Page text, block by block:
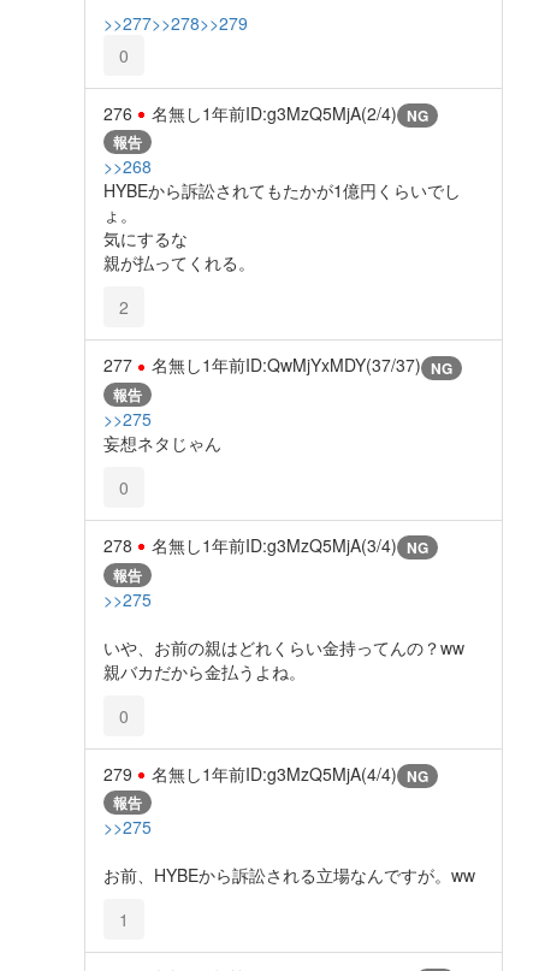
>>277>>278>>279
0
276 名無し1年前ID:g3MzQ5MjA(2/4) NG
報告
>>268
HYBEから訴訟されてもたかが1億円くらいでし
ょ。
気にするな
親が払ってくれる。
2
277 名無し1年前ID:QwMjYxMDY(37/37) NG
報告
>>275
妄想ネタじゃん
0
278 名無し1年前ID:g3MzQ5MjA(3/4) NG
報告
>>275
いや、お前の親はどれくらい金持ってんの？ww
親バカだから金払うよね。
0
279 名無し1年前ID:g3MzQ5MjA(4/4) NG
報告
>>275
お前、HYBEから訴訟される立場なんですが。ww
1